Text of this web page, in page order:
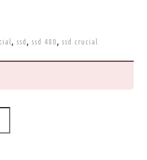
, ssd , ssd 480 , ssd crucial